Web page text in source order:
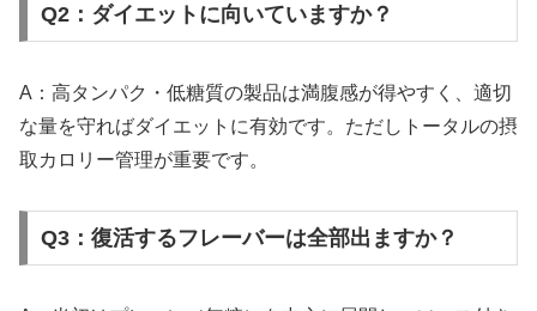
Q2：ダイエットに向いていますか？
A：高タンパク・低糖質の製品は満腹感が得やすく、適切
な量を守ればダイエットに有効です。ただしトータルの摂
取カロリー管理が重要です。
Q3：復活するフレーバーは全部出ますか？